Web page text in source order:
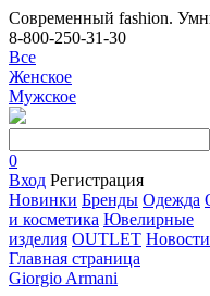
Современный fashion.
8-800-250-31-30
Все
Женское
Мужское
0
Вход Регистрация
Новинки Бренды Одежда
и косметика Ювелирные
изделия OUTLET Новости
Главная страница
Giorgio Armani